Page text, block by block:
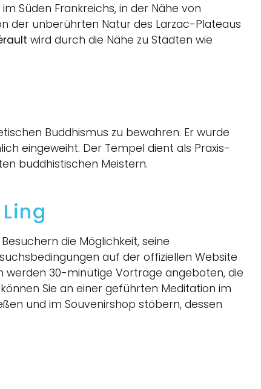
Süden Frankreichs, in der Nähe von
der unberührten Natur des Larzac-Plateaus
wird durch die Nähe zu Städten wie
Buddhismus zu bewahren. Er wurde
eingeweiht. Der Tempel dient als Praxis-
buddhistischen Meistern.
die Möglichkeit, seine
auf der offiziellen Website
werden 30-minütige Vorträge angeboten, die
Sie an einer geführten Meditation im
und im Souvenirshop stöbern, dessen